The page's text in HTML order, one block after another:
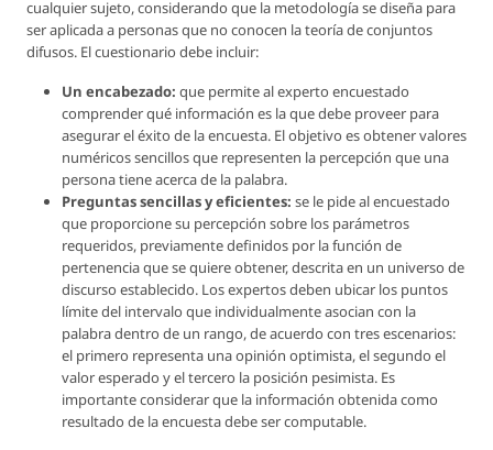
cualquier sujeto, considerando que la metodología se diseña para
ser aplicada a personas que no conocen la teoría de conjuntos
difusos. El cuestionario debe incluir:
Un encabezado: que permite al experto encuestado
comprender qué información es la que debe proveer para
asegurar el éxito de la encuesta. El objetivo es obtener valores
numéricos sencillos que representen la percepción que una
persona tiene acerca de la palabra.
Preguntas sencillas y eficientes: se le pide al encuestado
que proporcione su percepción sobre los parámetros
requeridos, previamente definidos por la función de
pertenencia que se quiere obtener, descrita en un universo de
discurso establecido. Los expertos deben ubicar los puntos
límite del intervalo que individualmente asocian con la
palabra dentro de un rango, de acuerdo con tres escenarios:
el primero representa una opinión optimista, el segundo el
valor esperado y el tercero la posición pesimista. Es
importante considerar que la información obtenida como
resultado de la encuesta debe ser computable.